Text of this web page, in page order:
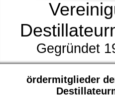
Gegründet
ördermitglieder